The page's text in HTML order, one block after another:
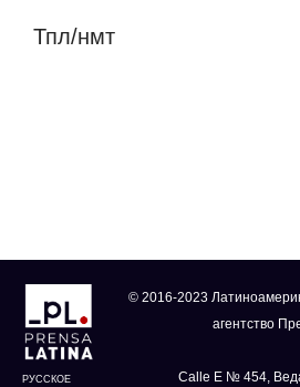
Тпл/нмт
РУССКОЕ
© 2016-2023
агентство
Calle E № 454,